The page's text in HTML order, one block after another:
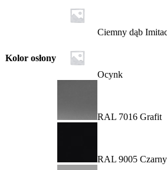
Kolor osłony
Ciemny dąb
Ocynk
RAL 7016 Grafit
RAL 9005 Czarny